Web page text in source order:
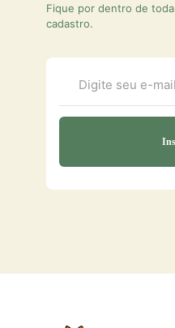
Fique por dentro de
cadastro.